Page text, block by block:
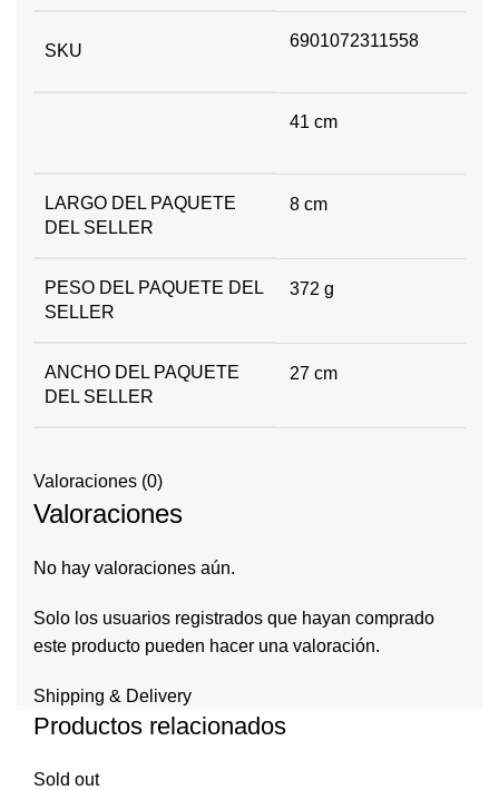
SKU
6901072311558
41 cm
LARGO DEL PAQUETE
DEL SELLER
8 cm
PESO DEL PAQUETE DEL
SELLER
372 g
ANCHO DEL PAQUETE
DEL SELLER
27 cm
Valoraciones (0)
Valoraciones
No hay valoraciones aún.
Solo los usuarios registrados que hayan comprado
este producto pueden hacer una valoración.
Shipping & Delivery
Productos relacionados
Sold out